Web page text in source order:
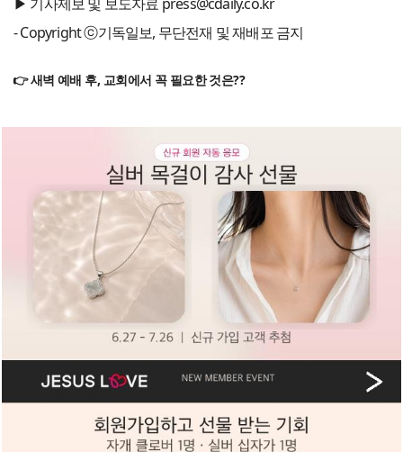
- Copyright ⓒ기독일보, 무단전재 및 재배포 금지
👉 새벽 예배 후, 교회에서 꼭 필요한 것은??